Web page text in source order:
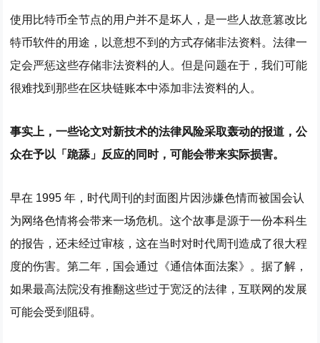
使用比特币全节点的用户并不是坏人，是一些人故意篡改比
特币软件的用途，以意想不到的方式存储非法资料。法律一
定会严惩这些存储非法资料的人。但是问题在于，我们可能
很难找到那些在区块链账本中添加非法资料的人。
事实上，一些论文对新技术的法律风险采取轰动的报道，公
众在予以「跪舔」反应的同时，可能会带来实际损害。
早在 1995 年，时代周刊的封面图片因涉嫌色情而被国会认
为网络色情将会带来一场危机。这个故事是源于一份本科生
的报告，还未经过审核，这在当时对时代周刊造成了很大程
度的伤害。第二年，国会通过《通信体面法案》。据了解，
如果最高法院没有推翻这些过于宽泛的法律，互联网的发展
可能会受到阻碍。